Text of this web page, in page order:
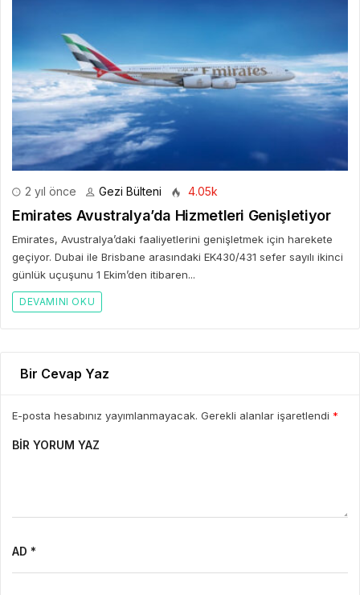
2 yıl önce Gezi Bülteni 4.05k
Emirates Avustralya’da Hizmetleri Genişletiyor
Emirates, Avustralya’daki faaliyetlerini genişletmek için harekete
geçiyor. Dubai ile Brisbane arasındaki EK430/431 sefer sayılı ikinci
günlük uçuşunu 1 Ekim’den itibaren...
DEVAMINI OKU
Bir Cevap Yaz
E-posta hesabınız yayımlanmayacak. Gerekli alanlar işaretlendi *
BIR YORUM YAZ
AD *